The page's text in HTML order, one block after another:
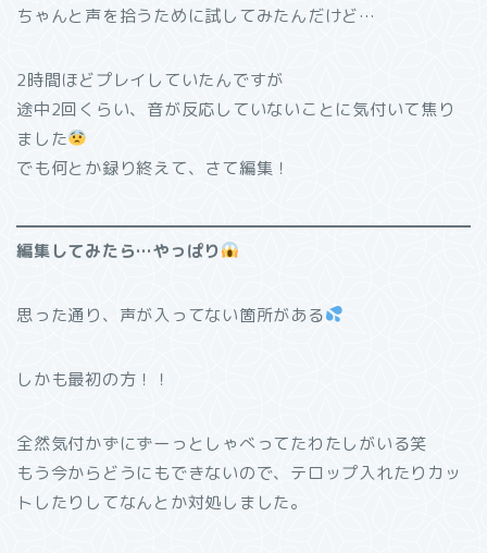
ちゃんと声を拾うために試してみたんだけど…
2時間ほどプレイしていたんですが
途中2回くらい、音が反応していないことに気付いて焦り
ました
でも何とか録り終えて、さて編集！
編集してみたら…やっぱり
思った通り、声が入ってない箇所がある
しかも最初の方！！
全然気付かずにずーっとしゃべってたわたしがいる笑
もう今からどうにもできないので、テロップ入れたりカッ
トしたりしてなんとか対処しました。